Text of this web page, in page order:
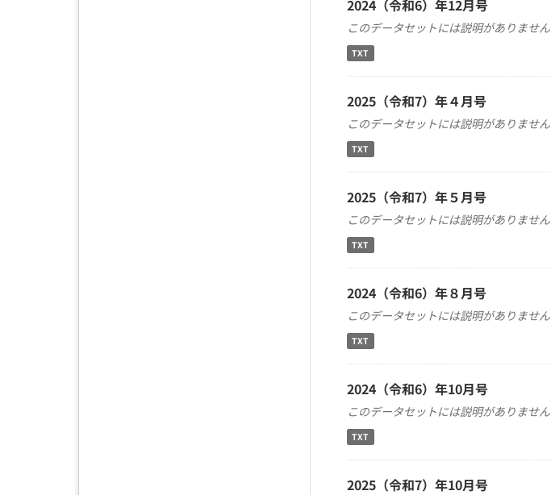
2024（令和6）年12月号
このデータセットには説明がありません
TXT
2025（令和7）年４月号
このデータセットには説明がありません
TXT
2025（令和7）年５月号
このデータセットには説明がありません
TXT
2024（令和6）年８月号
このデータセットには説明がありません
TXT
2024（令和6）年10月号
このデータセットには説明がありません
TXT
2025（令和7）年10月号